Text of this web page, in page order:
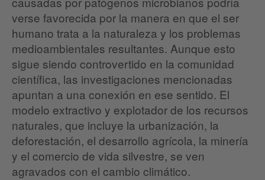
verse favorecida por la manera en que el ser
humano trata a la naturaleza y los problemas
medioambientales resultantes. Aunque esto
sigue siendo controvertido en la comunidad
científica, las investigaciones mencionadas
apuntan a una conexión en ese sentido. El
modelo extractivo y explotador de los recursos
naturales, que incluye la urbanización, la
deforestación, el desarrollo agrícola, la minería
y el comercio de vida silvestre, se ven
agravados con el cambio climático.